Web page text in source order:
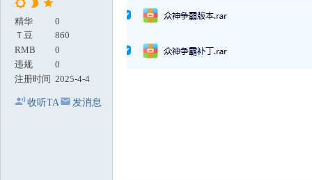
精华
0
Ｔ豆
860
RMB
0
违规
0
注册时间 2025-4-4
收听TA 发消息